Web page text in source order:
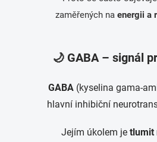
zaměřených na energii a
🌙 GABA – signál
GABA(kyselina gama-
hlavní inhibiční
Jejím úkolem je tlumit